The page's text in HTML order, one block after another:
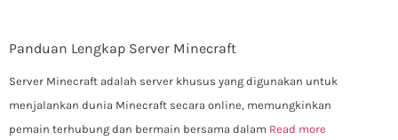
Panduan Lengkap Server Minecraft
Server Minecraft adalah server khusus yang digunakan untuk
menjalankan dunia Minecraft secara online, memungkinkan
pemain terhubung dan bermain bersama dalam Read more